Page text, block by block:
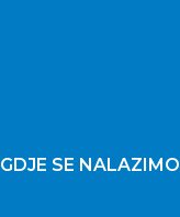
GDJE SE NALAZIMO